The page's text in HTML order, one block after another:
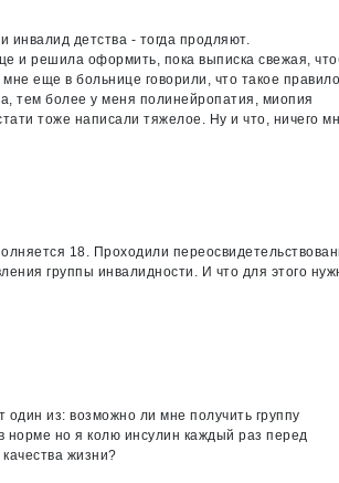
инвалид детства - тогда продляют.
и решила оформить, пока выписка свежая,
еще в больнице говорили, что такое правило
тем более у меня полинейропатия, миопия
тоже написали тяжелое. Ну и что, ничего
18. Проходили
группы инвалидности. И что для этого
один из: возможно ли мне получить группу
норме но я колю инсулин каждый раз перед
жизни?